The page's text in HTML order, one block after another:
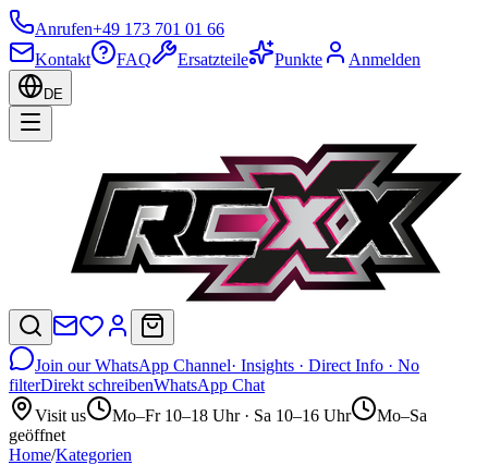
Anrufen+49 173 701 01 66
Kontakt
FAQ Ersatzteile Punkte Anmelden
DE
Join our WhatsApp Channel· Insights · Direct Info · No
filterDirekt schreibenWhatsApp Chat
Visit us
Mo–Fr 10–18 Uhr · Sa 10–16 Uhr
Mo–Sa
geöffnet
Home/Kategorien